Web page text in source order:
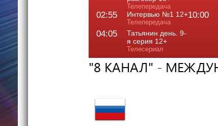
Телепередача
02:55 Интервью №1 12+
Телепередача
04:05
Татьянин день. 9-
я серия 12+
Телесериал
10:00
"8 КАНАЛ" -